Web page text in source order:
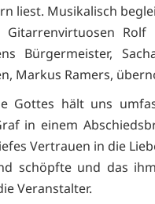
liest. Musikalisch
Rolf
Bürgermeister,
Markus Ramers,
Gottes hält uns
in einem
Vertrauen in die
schöpfte und das
Veranstalter.